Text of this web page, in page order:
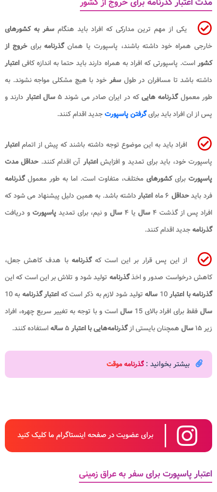
یکی از مهم ترین مدارکی که افراد باید هنگام سفر به کشورهای
خارجی همراه خود داشته باشند، پاسپورت یا همانگذرنامهبرای خروج از
کشوراست. پاسپورتی که افراد به همراه دارند باید حتما به اندازه کافی اعتبار
داشته باشد تا مسافران در طولسفرخود با هیچ مشکلی مواجه نشوند. به
طور معمولگذرنامه هاییکه در ایران صادر می شوند ۵ سال اعتبار دارند و
پس از ان افراد باید برایگرفتن پاسپورتجدید اقدام کنند.
افراد باید به این موضوع توجه داشته باشند که پیش از اتمام اعتبار
پاسپورت خود، باید برای تمدید و افزایشاعتبار آن اقدام کنند.حداقل مدت
پاسپورت برایکشورهای مختلف، متفاوت است. اما به طور معمولگذرنامه
فرد بایدحداقل ۶ ماه اعتبارداشته باشد. به همین دلیل پیشنهاد می شود که
افراد پس از گذشت ۴
سال یا ۴ سال و نیم، برای تمدید پاسپورت و دریافت
گذرنامهجدید اقدام کنند.
از این پس قرار بر این است کهگذرنامهبا هدف کاهش جعل،
کاهش درخواست صدور و اخذگذرنامه تولید شود و تلاش بر این است که این
گذرنامه با اعتبار10 ساله تولید شود لازم به ذکر است که اعتبار گذرنامه به 10
سال فقط برای افراد بالای 15 سالاست و با توجه به تغییر سریع چهره، افراد
زیر ۱۵
سال همچنان بایستی ازگذرنامه‌هایی با اعتبار۵سالهاستفاده کنند.
بیشتر بخوانید : گذرنامه موقت
برای عضویت در صفحه اینستاگرام ما کلیک کنید
اعتبار پاسپورت برای سفر به عراق زمینی